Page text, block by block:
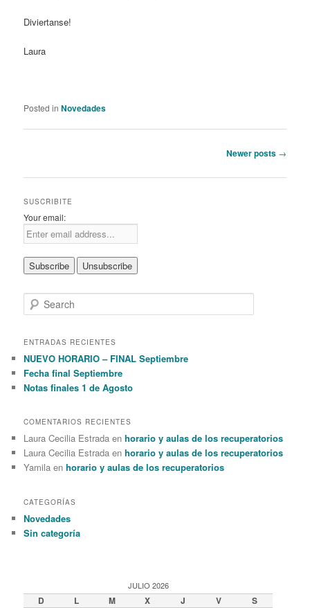
Diviertanse!
Laura
Posted in Novedades
Newer posts →
SUSCRIBITE
Your email:
e
r
h
ENTRADAS RECIENTES
NUEVO HORARIO – FINAL Septiembre
Fecha final Septiembre
Notas finales 1 de Agosto
COMENTARIOS RECIENTES
Laura Cecilia Estrada enhorario y aulas de los recuperatorios
Laura Cecilia Estrada enhorario y aulas de los recuperatorios
Yamila enhorario y aulas de los recuperatorios
CATEGORÍAS
Novedades
Sin categoría
JULIO 2026
D L M X J V S